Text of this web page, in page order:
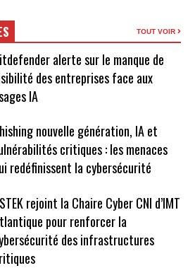
TOUT VOIR
alerte sur le manque de
des entreprises face aux
IA
nouvelle génération, IA et
critiques : les menaces
redéfinissent la cybersécurité
rejoint la Chaire Cyber CNI d’IMT
pour renforcer la
des infrastructures